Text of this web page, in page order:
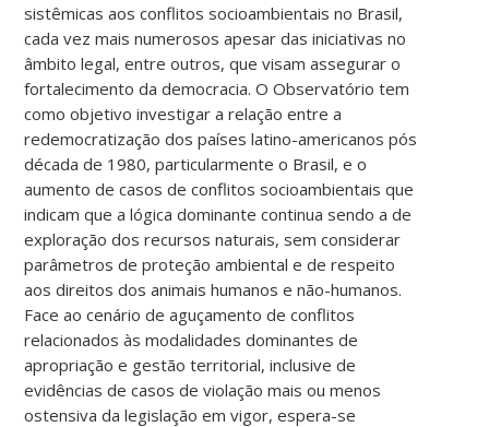
sistêmicas aos conflitos socioambientais no Brasil,
cada vez mais numerosos apesar das iniciativas no
âmbito legal, entre outros, que visam assegurar o
fortalecimento da democracia. O Observatório tem
como objetivo investigar a relação entre a
redemocratização dos países latino-americanos pós
década de 1980, particularmente o Brasil, e o
aumento de casos de conflitos socioambientais que
indicam que a lógica dominante continua sendo a de
exploração dos recursos naturais, sem considerar
parâmetros de proteção ambiental e de respeito
aos direitos dos animais humanos e não-humanos.
Face ao cenário de aguçamento de conflitos
relacionados às modalidades dominantes de
apropriação e gestão territorial, inclusive de
evidências de casos de violação mais ou menos
ostensiva da legislação em vigor, espera-se